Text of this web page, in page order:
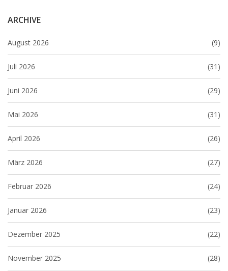
ARCHIVE
August 2026 (9)
Juli 2026 (31)
Juni 2026 (29)
Mai 2026 (31)
April 2026 (26)
März 2026 (27)
Februar 2026 (24)
Januar 2026 (23)
Dezember 2025 (22)
November 2025 (28)